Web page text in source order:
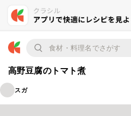
高野豆腐のトマト煮
スガ